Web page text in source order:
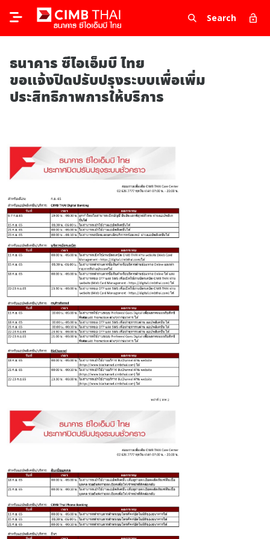
Search
ธนาคาร ซีไอเอ็มบี ไทย
ขอแจ้งปิดปรับปรุงระบบเพื่อเพิ่ม
ประสิทธิภาพการให้บริการ